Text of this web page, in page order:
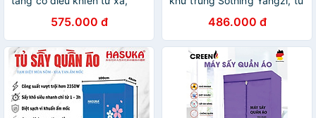
Bảo hành 12 tháng - Hàng
chính hãng
575.000 đ
3D, 2 chế độ sấy- Hàng
chính hãng
486.000 đ